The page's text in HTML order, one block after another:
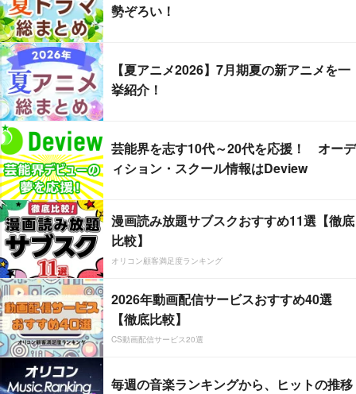
勢ぞろい！
【夏アニメ2026】7月期夏の新アニメを一
挙紹介！
芸能界を志す10代～20代を応援！ オーデ
ィション・スクール情報はDeview
漫画読み放題サブスクおすすめ11選【徹底
比較】
オリコン顧客満足度ランキング
2026年動画配信サービスおすすめ40選
【徹底比較】
CS動画配信サービス20選
毎週の音楽ランキングから、ヒットの推移